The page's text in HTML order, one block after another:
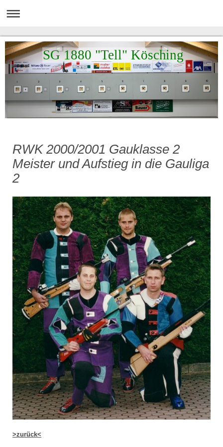
SG 1880 "Tell" Kösching
RWK 2000/2001 Gauklasse 2
Meister und Aufstieg in die Gauliga
2
>zurück<